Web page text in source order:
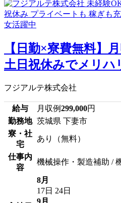
【日勤×寮費無料】
土日祝休みでメリハ
フジアルテ株式会社
給与 月収例299,000円
勤務地 茨城県 下妻市
寮・社
宅
あり（無料）
仕事内
容
機械操作・製造補助 /
8月
17日 24日
9月